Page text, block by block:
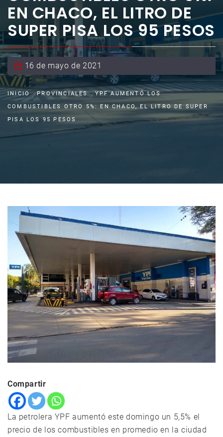
EN CHACO, EL LITRO DE
SUPER PISA LOS 95 PESOS
16 de mayo de 2021
INICIO PROVINCIALES
YPF AUMENTÓ LOS
COMBUSTIBLES OTRO 5%: EN CHACO, EL LITRO DE SUPER
PISA LOS 95 PESOS
Compartir
La petrolera YPF aumentó este domingo un 5,5% el
precio de los combustibles en promedio en la ciudad